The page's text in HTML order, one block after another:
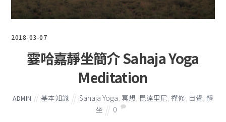
2018-03-07
霎哈嘉靜坐簡介 Sahaja Yoga
Meditation
ADMIN 基本知識 Sahaja Yoga, 冥想, 昆達里尼,禪修, 自覺,靜
坐
0